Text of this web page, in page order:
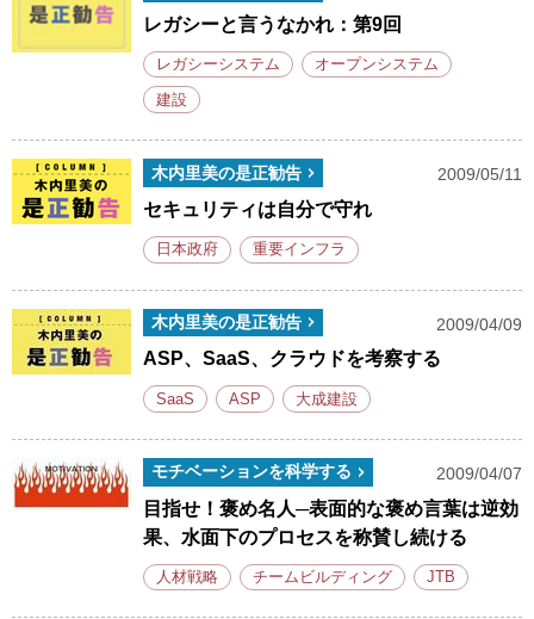
レガシーと言うなかれ：第9回
レガシーシステム オープンシステム
建設
木内里美の是正勧告 2009/05/11
セキュリティは自分で守れ
日本政府 重要インフラ
木内里美の是正勧告 2009/04/09
ASP、SaaS、クラウドを考察する
SaaS ASP 大成建設
モチベーションを科学する 2009/04/07
目指せ！褒め名人─表面的な褒め言葉は逆効
果、水面下のプロセスを称賛し続ける
人材戦略 チームビルディング JTB